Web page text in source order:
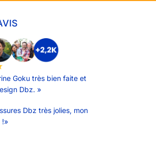
Goku très bien faite et
Dbz. »
Dbz très jolies, mon
!»